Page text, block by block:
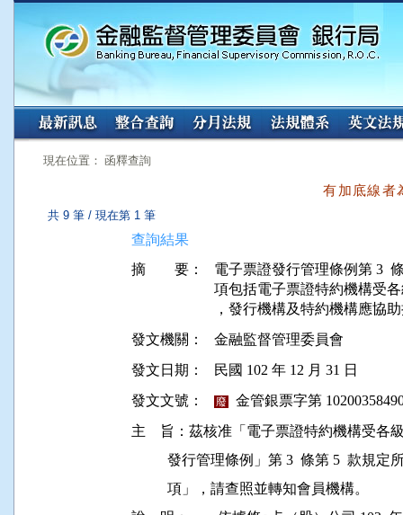
:::
現在位置： 函釋查詢
有加底線者
共 9 筆 / 現在第 1 筆
查詢結果
摘 要：
電子票證發行管理條例第 3
項包括電子票證特約機構受
發文機關：
金融監督管理委員會
發文日期：
民國 102 年 12 月 31 日
發文文號：
廢
金管銀票字第
主    旨：茲核准「電子票證特約機構受各
發行管理條例」第 3  條第 5  款
          項」，請查照並轉知會員機構。